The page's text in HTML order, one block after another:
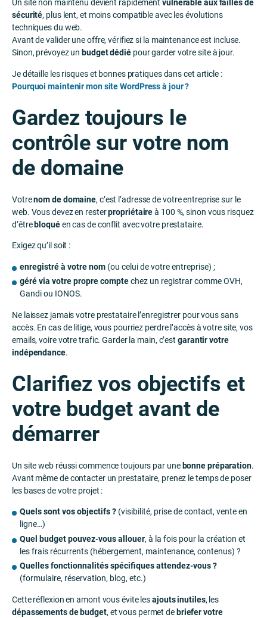
Un site non maintenu devient rapidement vulnérable aux failles de
sécurité, plus lent, et moins compatible avec les évolutions
techniques du web.
Avant de valider une offre, vérifiez si la maintenance est incluse.
Sinon, prévoyez un budget dédiépour garder votre site à jour.
Je détaille les risques et bonnes pratiques dans cet article :
Pourquoi maintenir mon site WordPress à jour ?
Gardez toujours le
contrôle sur votre nom
de domaine
Votrenom de domaine, c’est l’adresse de votre entreprise sur le
web. Vous devez en resterpropriétaireà 100 %, sinon vous risquez
d’être bloquéen cas de conflit avec votre prestataire.
Exigez qu’il soit :
enregistré à votre nom(ou celui de votre entreprise) ;
géré via votre propre comptechez un registrar comme OVH,
Gandi ou IONOS.
Ne laissez jamais votre prestataire l’enregistrer pour vous sans
accès. En cas de litige, vous pourriez perdre l’accès à votre site, vos
emails, voire votre trafic. Garder la main, c’est garantir votre
indépendance.
Clarifiez vos objectifs et
votre budget avant de
démarrer
Un site web réussi commence toujours par une bonne préparation.
Avant même de contacter un prestataire, prenez le temps de poser
les bases de votre projet :
Quels sont vos objectifs ?(visibilité, prise de contact, vente en
ligne…)
Quel budget pouvez-vous allouer, à la fois pour la création et
les frais récurrents (hébergement, maintenance, contenus) ?
Quelles fonctionnalités spécifiques attendez-vous ?
(formulaire, réservation, blog, etc.)
Cette réflexion en amont vous évite lesajouts inutiles, les
dépassements de budget, et vous permet de briefer votre